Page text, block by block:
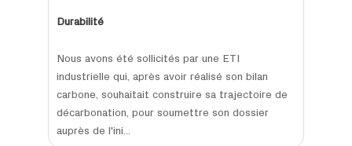
Durabilité
Nous avons été sollicités par une ETI
industrielle qui, après avoir réalisé son bilan
carbone, souhaitait construire sa trajectoire de
décarbonation, pour soumettre son dossier
auprès de l'ini...